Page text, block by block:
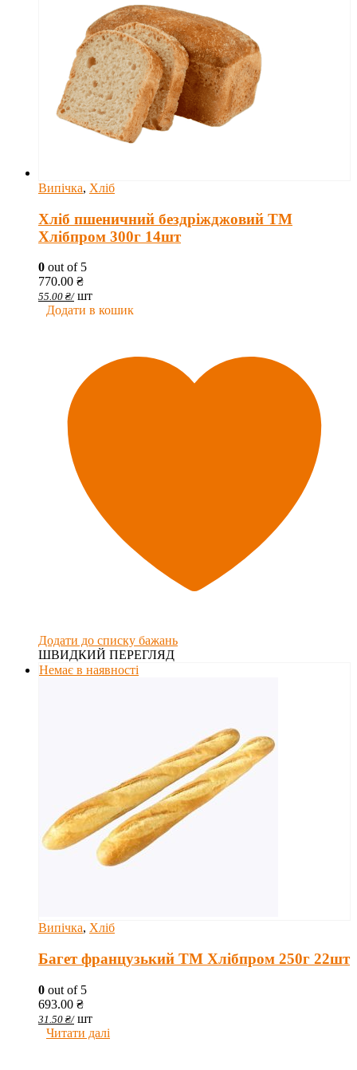
Випічка, Хліб
Хліб пшеничний бездріжджовий ТМ
Хлібпром 300г 14шт
0 out of 5
770.00 ₴
55.00 ₴/ шт
Додати в кошик
Додати до списку бажань
ШВИДКИЙ ПЕРЕГЛЯД
Немає в наявності
Випічка, Хліб
Багет французький ТМ Хлібпром 250г 22шт
0 out of 5
693.00 ₴
31.50 ₴/ шт
Читати далі